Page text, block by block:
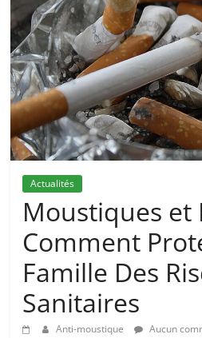
Actualités
Moustiques et
Comment
Famille Des
Sanitaires
Anti-moustique Aucun